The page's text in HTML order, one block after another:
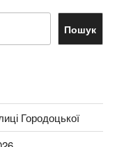
Пошук
Городоцької